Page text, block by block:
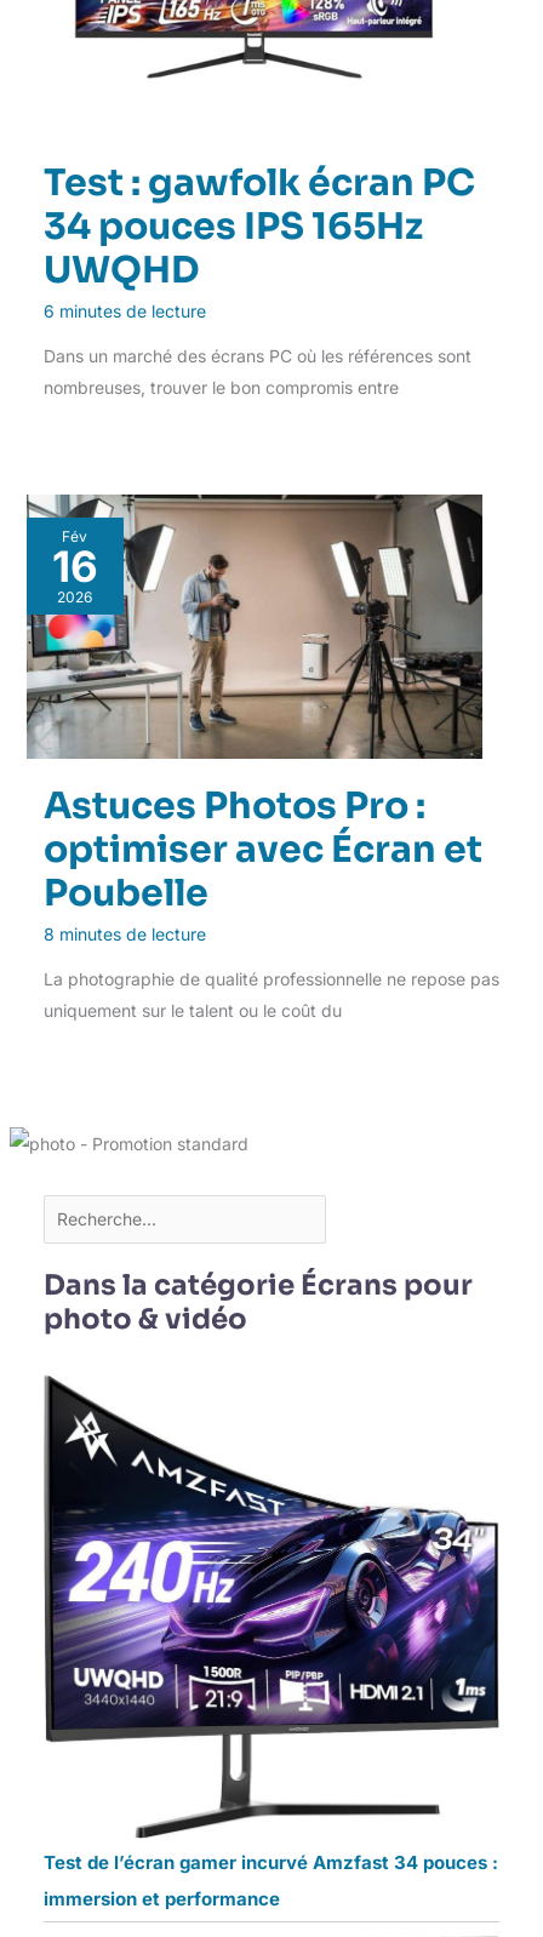
Test : gawfolk écran PC
34 pouces IPS 165Hz
UWQHD
6 minutes de lecture
Dans un marché des écrans PC où les références sont
nombreuses, trouver le bon compromis entre
Fév
16
2026
Astuces Photos Pro :
optimiser avec Écran et
Poubelle
8 minutes de lecture
La photographie de qualité professionnelle ne repose pas
uniquement sur le talent ou le coût du
Dans la catégorie Écrans pour
photo & vidéo
Test de l’écran gamer incurvé Amzfast 34 pouces :
immersion et performance